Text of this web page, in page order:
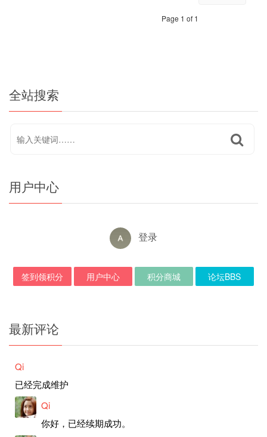
Page 1 of 1
全站搜索
用户中心
登录
签到领积分 用户中心 积分商城 论坛BBS
最新评论
Qi
已经完成维护
Qi
你好，已经续期成功。